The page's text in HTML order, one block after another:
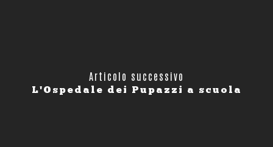
Articolo successivo
L'Ospedale dei Pupazzi a scuola